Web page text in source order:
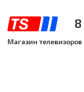
Магазин телевизоров